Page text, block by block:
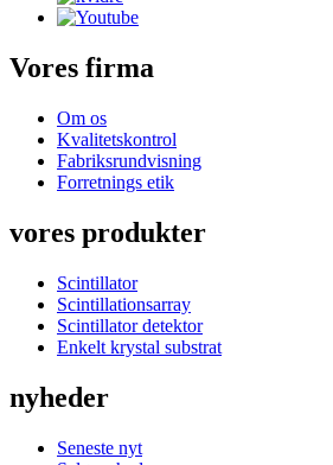
Vores firma
Om os
Kvalitetskontrol
Fabriksrundvisning
Forretnings etik
vores produkter
Scintillator
Scintillationsarray
Scintillator detektor
Enkelt krystal substrat
nyheder
Seneste nyt